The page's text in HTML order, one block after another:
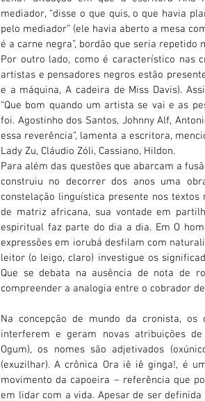
mediador, “disse o que quis, o que havia
pelo mediador” (ele havia aberto a mesa
é a carne negra”, bordão que seria repetido
Por outro lado, como é característico nas
artistas e pensadores negros estão
e a máquina, A cadeira de Miss Davis).
“Que bom quando um artista se vai e as
foi. Agostinho dos Santos, Johnny Alf,
essa reverência”, lamenta a escritora,
Lady Zu, Cláudio Zóli, Cassiano, Hildon.
Para além das questões que abarcam a
construiu no decorrer dos anos uma
constelação linguística presente nos
de matriz africana, sua vontade em
espiritual faz parte do dia a dia. Em O
expressões em iorubá desfilam com
leitor (o leigo, claro) investigue os
Que se debata na ausência de nota de
compreender a analogia entre o cobrador
Na concepção de mundo da cronista,
interferem e geram novas atribuições de
Ogum), os nomes são adjetivados
(exuzilhar). A crônica Ora iê iê ginga!, é
movimento da capoeira – referência que
em lidar com a vida. Apesar de ser